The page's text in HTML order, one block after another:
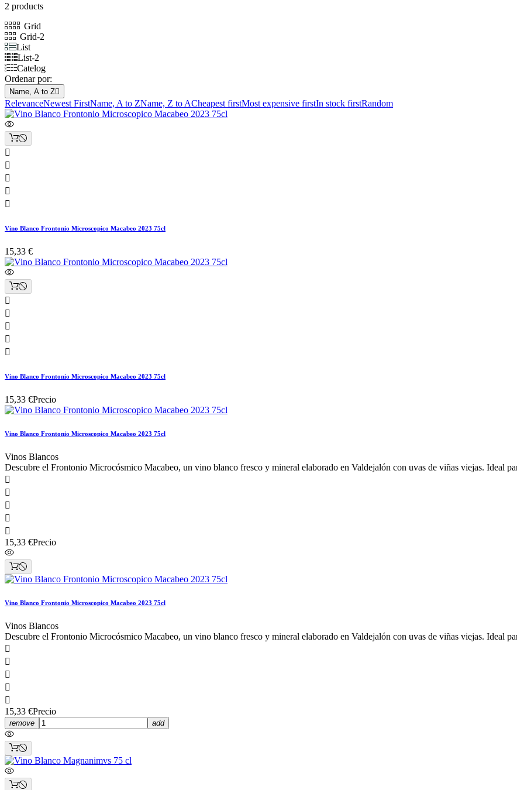
2 products
Grid
Grid-2
List
List-2
Catelog
Ordenar por:
Name, A to Z
RelevanceNewest FirstName, A to ZName, Z to ACheapest firstMost expensive firstIn stock firstRandom





Vino Blanco Frontonio Microscopico Macabeo 2023 75cl
15,33 €





Vino Blanco Frontonio Microscopico Macabeo 2023 75cl
15,33 €Precio
Vino Blanco Frontonio Microscopico Macabeo 2023 75cl
Vinos Blancos
Descubre el Frontonio Microcósmico Macabeo, un vino blanco fresco y mineral elaborado en Valdejalón con uvas de viñas viejas. Ideal





15,33 €Precio
Vino Blanco Frontonio Microscopico Macabeo 2023 75cl
Vinos Blancos
Descubre el Frontonio Microcósmico Macabeo, un vino blanco fresco y mineral elaborado en Valdejalón con uvas de viñas viejas. Ideal





15,33 €Precio
remove add